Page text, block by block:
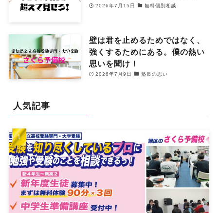
2026年7月15日 無料個別相談
壁は君を止めるためではなく、
強くするためにある。僕の熱い
思いを聞け！
2026年7月9日 塾長の思い
人気記事